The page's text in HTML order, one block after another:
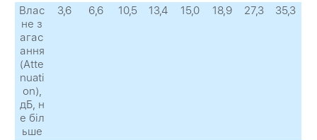
Влас
не з
агас
ання
(Atte
nuati
on),
дБ, н
е біл
ьше
3,6 6,6 10,5 13,4 15,0 18,9 27,3 35,3